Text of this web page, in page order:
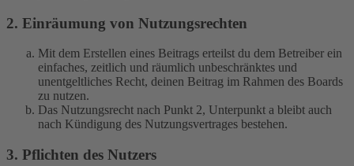
2. Einräumung von Nutzungsrechten
Mit dem Erstellen eines Beitrags erteilst du dem Betreiber ein
einfaches, zeitlich und räumlich unbeschränktes und
unentgeltliches Recht, deinen Beitrag im Rahmen des Boards
zu nutzen.
Das Nutzungsrecht nach Punkt 2, Unterpunkt a bleibt auch
nach Kündigung des Nutzungsvertrages bestehen.
3. Pflichten des Nutzers